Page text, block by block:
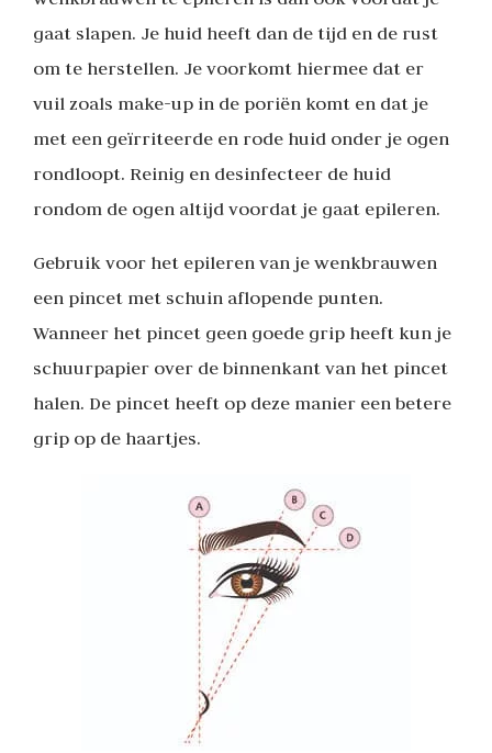
gaat slapen. Je huid heeft dan de tijd en de rust
om te herstellen. Je voorkomt hiermee dat er
vuil zoals make-up in de poriën komt en dat je
met een geïrriteerde en rode huid onder je ogen
rondloopt. Reinig en desinfecteer de huid
rondom de ogen altijd voordat je gaat epileren.
Gebruik voor het epileren van je wenkbrauwen
een pincet met schuin aflopende punten.
Wanneer het pincet geen goede grip heeft kun je
schuurpapier over de binnenkant van het pincet
halen. De pincet heeft op deze manier een betere
grip op de haartjes.